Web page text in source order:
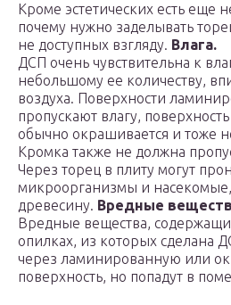
Кроме эстетических есть еще
почему нужно заделывать
не доступных взгляду. Влага.
ДСП очень чувствительна к
небольшому ее количеству,
воздуха. Поверхности
пропускают влагу,
обычно окрашивается и тоже
Кромка также не должна
Через торец в плиту могут
микроорганизмы и
древесину. Вредные
Вредные вещества,
опилках, из которых сделана
через ламинированную или
поверхность, но попадут в